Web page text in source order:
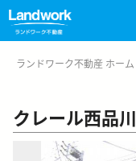
ランドワーク不動産 ホーム
クレール西品川